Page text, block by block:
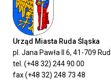
Urząd Miasta Ruda Śląska
pl. Jana Pawła II 6, 41-709
tel. (+48 32) 244 90 00
fax (+48 32) 248 73 48